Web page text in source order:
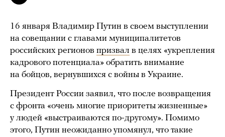
16 января Владимир Путин в своем выступлении
на совещании с главами муниципалитетов
российских регионов призвал в целях «укрепления
кадрового потенциала» обратить внимание
на бойцов, вернувшихся с войны в Украине.
Президент России заявил, что после возвращения
с фронта «очень многие приоритеты жизненные»
у людей «выстраиваются по-другому». Помимо
этого, Путин неожиданно упомянул, что такие